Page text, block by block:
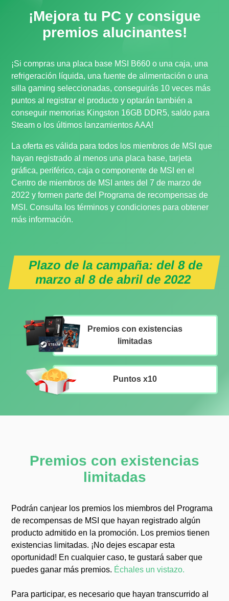
¡Mejora tu PC y consigue
premios alucinantes!
¡Si compras una placa base MSI B660 o una caja, una
refrigeración líquida, una fuente de alimentación o una
silla gaming seleccionadas, conseguirás 10 veces más
puntos al registrar el producto y optarán también a
conseguir memorias Kingston 16GB DDR5, saldo para
Steam o los últimos lanzamientos AAA!
La oferta es válida para todos los miembros de MSI que
hayan registrado al menos una placa base, tarjeta
gráfica, periférico, caja o componente de MSI en el
Centro de miembros de MSI antes del 7 de marzo de
2022 y formen parte del Programa de recompensas de
MSI. Consulta los términos y condiciones para obtener
más información.
Plazo de la campaña: del 8 de
marzo al 8 de abril de 2022
Premios con existencias
limitadas
Puntos x10
Premios con existencias
limitadas
Podrán canjear los premios los miembros del Programa
de recompensas de MSI que hayan registrado algún
producto admitido en la promoción. Los premios tienen
existencias limitadas. ¡No dejes escapar esta
oportunidad! En cualquier caso, te gustará saber que
puedes ganar más premios. Échales un vistazo.
Para participar, es necesario que hayan transcurrido al